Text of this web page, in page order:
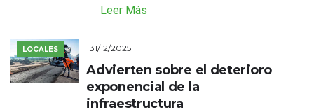
Leer Más
LOCALES 31/12/2025
Advierten sobre el deterioro
exponencial de la
infraestructura